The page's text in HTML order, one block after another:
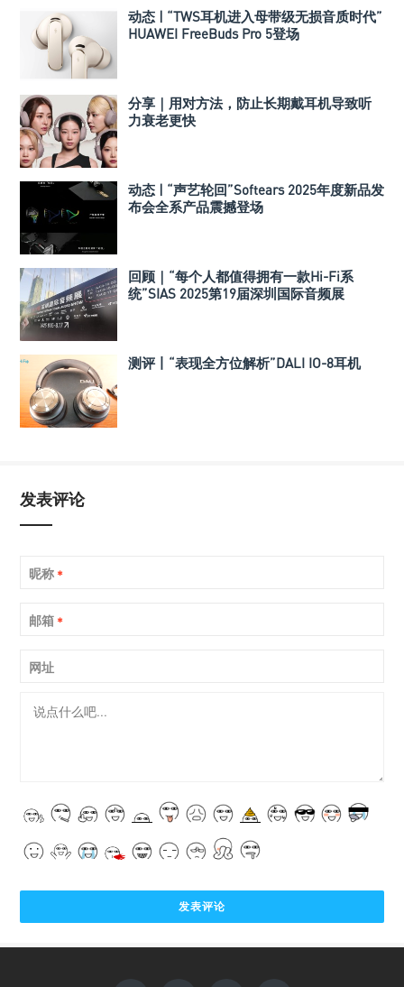
动态 | “TWS耳机进入母带级无损音质时代”
HUAWEI FreeBuds Pro 5登场
分享｜用对方法，防止长期戴耳机导致听
力衰老更快
动态 | “声艺轮回”Softears 2025年度新品发
布会全系产品震撼登场
回顾｜“每个人都值得拥有一款Hi-Fi系
统”SIAS 2025第19届深圳国际音频展
测评丨“表现全方位解析”DALI IO-8耳机
发表评论
昵称 *
邮箱 *
网址